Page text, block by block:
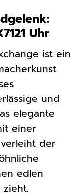
Uhr
ist ein
und
elegante
einer
der
edlen
zieht.